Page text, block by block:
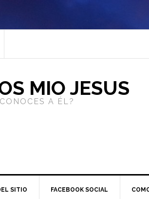
MIO JESUS
A ÉL?
SITIO FACEBOOK SOCIAL